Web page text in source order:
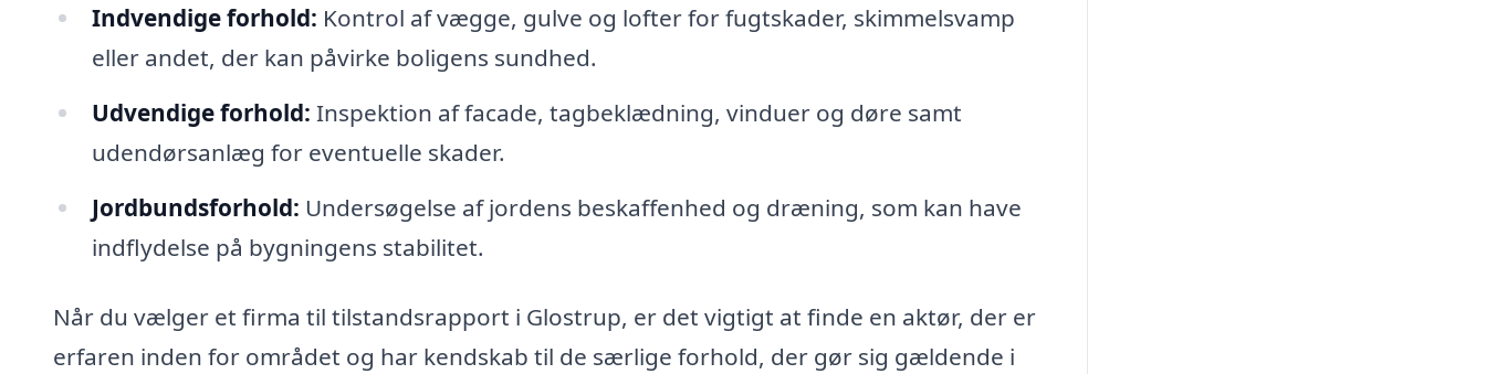
Indvendige forhold: Kontrol af vægge, gulve og lofter for fugtskader, skimmelsvamp
eller andet, der kan påvirke boligens sundhed.
Udvendige forhold: Inspektion af facade, tagbeklædning, vinduer og døre samt
udendørsanlæg for eventuelle skader.
Jordbundsforhold: Undersøgelse af jordens beskaffenhed og dræning, som kan have
indflydelse på bygningens stabilitet.
Når du vælger et firma til tilstandsrapport i Glostrup, er det vigtigt at finde en aktør, der er
erfaren inden for området og har kendskab til de særlige forhold, der gør sig gældende i